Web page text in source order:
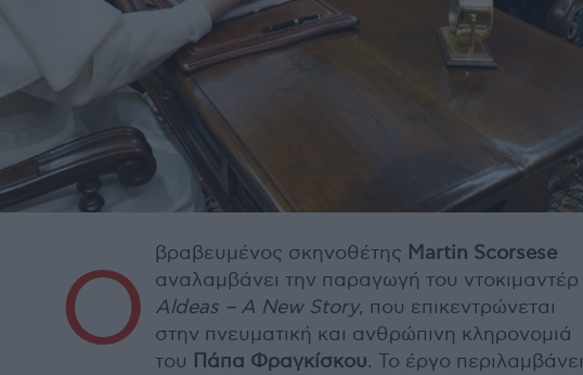
Ο βραβευμένος σκηνοθέτης Martin Scorsese
αναλαμβάνει την παραγωγή του ντοκιμαντέρ
Aldeas – A New Story, που επικεντρώνεται
στην πνευματική και ανθρώπινη κληρονομιά
του Πάπα Φραγκίσκου. Το έργο περιλαμβάνει